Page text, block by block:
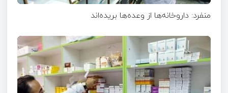
منفرد: داروخانه‌ها از وعده‌ها بریده‌اند